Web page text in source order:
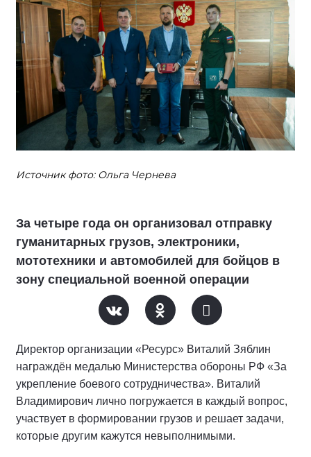
Источник фото: Ольга Чернева
За четыре года он организовал отправку
гуманитарных грузов, электроники,
мототехники и автомобилей для бойцов в
зону специальной военной операции
Директор организации «Ресурс» Виталий Зяблин
награждён медалью Министерства обороны РФ «За
укрепление боевого сотрудничества». Виталий
Владимирович лично погружается в каждый вопрос,
участвует в формировании грузов и решает задачи,
которые другим кажутся невыполнимыми.